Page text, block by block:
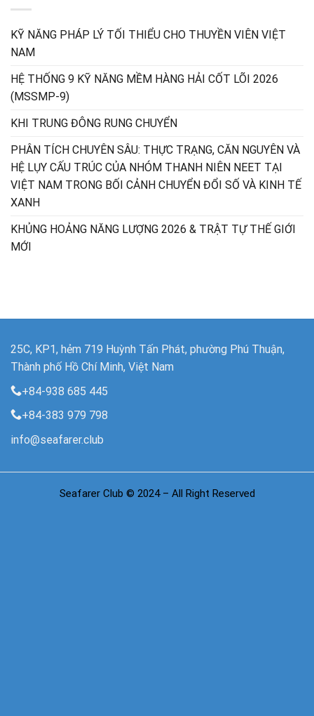
KỸ NĂNG PHÁP LÝ TỐI THIỂU CHO THUYỀN VIÊN VIỆT
NAM
HỆ THỐNG 9 KỸ NĂNG MỀM HÀNG HẢI CỐT LÕI 2026
(MSSMP-9)
KHI TRUNG ĐÔNG RUNG CHUYỂN
PHÂN TÍCH CHUYÊN SÂU: THỰC TRẠNG, CĂN NGUYÊN VÀ
HỆ LỤY CẤU TRÚC CỦA NHÓM THANH NIÊN NEET TẠI
VIỆT NAM TRONG BỐI CẢNH CHUYỂN ĐỔI SỐ VÀ KINH TẾ
XANH
KHỦNG HOẢNG NĂNG LƯỢNG 2026 & TRẬT TỰ THẾ GIỚI
MỚI
25C, KP1, hẻm 719 Huỳnh Tấn Phát, phường Phú Thuận,
Thành phố Hồ Chí Minh, Việt Nam
+84-938 685 445
+84-383 979 798
info@seafarer.club
Seafarer Club © 2024 – All Right Reserved